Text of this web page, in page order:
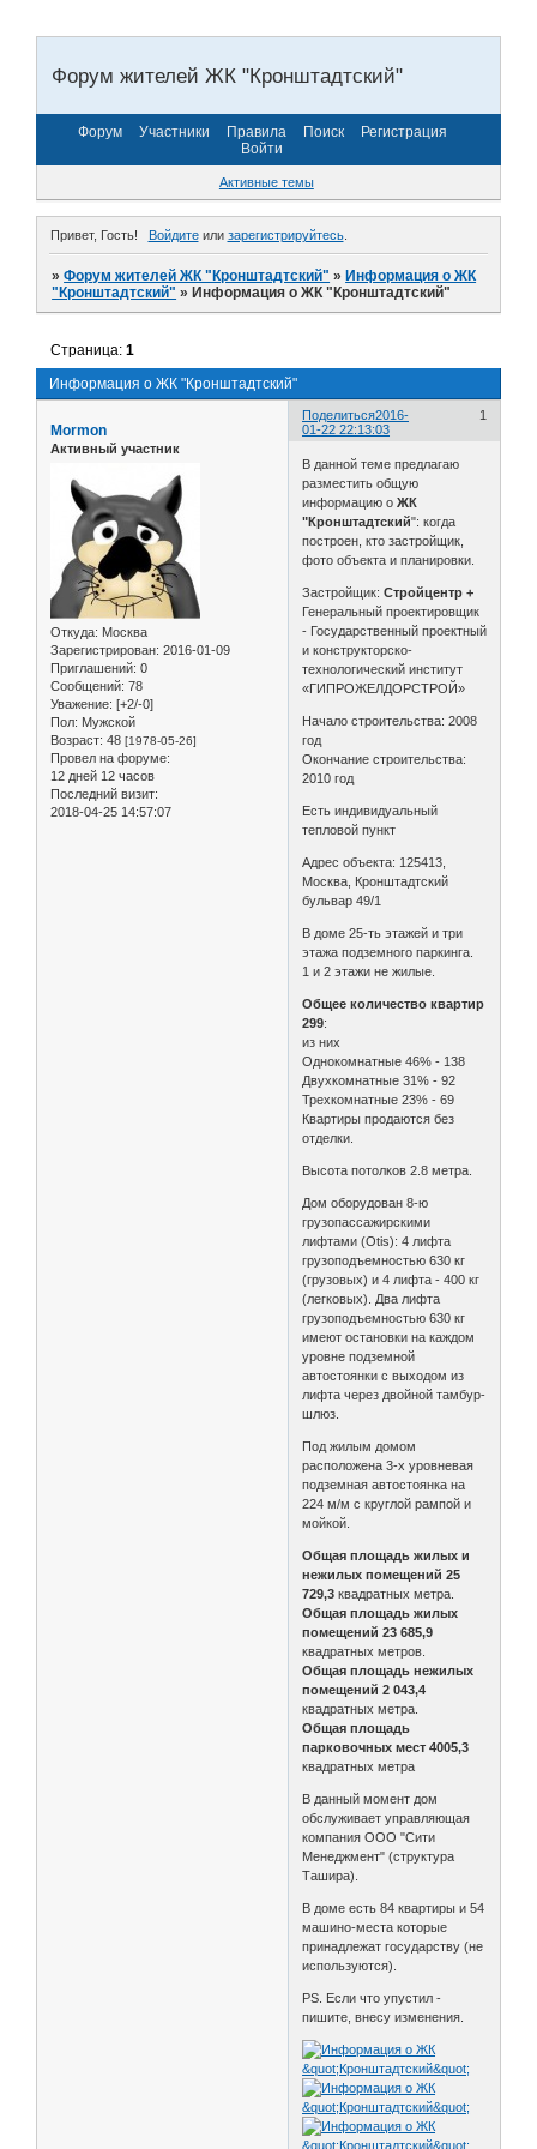
Форум жителей ЖК "Кронштадтский"
Форум Участники Правила Поиск
Регистрация
Войти
Активные темы
Привет, Гость! Войдитеили зарегистрируйтесь.
»Форум жителей ЖК "Кронштадтский" »Информация о ЖК
"Кронштадтский" »Информация о ЖК "Кронштадтский"
Информация о ЖК "Кронштадтский"
Страница:1
Поделиться 1
2016-
01-22 22:13:03
Mormon
Активный участник
Откуда: Москва
Зарегистрирован: 2016-01-09
Приглашений: 0
Сообщений: 78
Уважение: [+2/-0]
Пол: Мужской
Возраст: 48 [1978-05-26]
Провел на форуме:
12 дней 12 часов
Последний визит:
2018-04-25 14:57:07
В данной теме предлагаю
разместить общую
информацию оЖК
"Кронштадтский": когда
построен, кто застройщик,
фото объекта и планировки.
Застройщик:Стройцентр +
Генеральный проектировщик
- Государственный проектный
и конструкторско-
технологический институт
«ГИПРОЖЕЛДОРСТРОЙ»
Начало строительства: 2008
год
Окончание строительства:
2010 год
Есть индивидуальный
тепловой пункт
Адрес объекта: 125413,
Москва, Кронштадтский
бульвар 49/1
В доме 25-ть этажей и три
этажа подземного паркинга.
1 и 2 этажи не жилые.
Общее количество квартир
299:
из них
Однокомнатные 46% - 138
Двухкомнатные 31% - 92
Трехкомнатные 23% - 69
Квартиры продаются без
отделки.
Высота потолков 2.8 метра.
Дом оборудован 8-ю
грузопассажирскими
лифтами (Otis): 4 лифта
грузоподъемностью 630 кг
(грузовых) и 4 лифта - 400 кг
(легковых). Два лифта
грузоподъемностью 630 кг
имеют остановки на каждом
уровне подземной
автостоянки с выходом из
лифта через двойной тамбур-
шлюз.
Под жилым домом
расположена 3-х уровневая
подземная автостоянка на
224 м/м с круглой рампой и
мойкой.
Общая площадь жилых и
нежилых помещений 25
729,3 квадратных метра.
Общая площадь жилых
помещений23 685,9
квадратных метров.
Общая площадь нежилых
помещений 2 043,4
квадратных метра.
Общая площадь
парковочных мест 4005,3
квадратных метра
В данный момент дом
обслуживает управляющая
компания ООО "Сити
Менеджмент" (структура
Ташира).
В доме есть 84 квартиры и 54
машино-места которые
принадлежат государству (не
используются).
PS. Если что упустил -
пишите, внесу изменения.